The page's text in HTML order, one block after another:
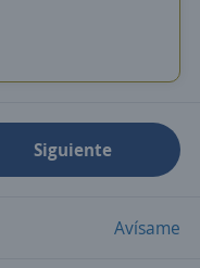
Siguiente
Avísame